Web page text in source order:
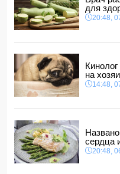
Футболисту сборной
обвинение в нападении
20:28, 07.08.2026
за сильного ветра
20:20, 07.08.2026
для
20:48,
на
14:48,
сердца
20:48,